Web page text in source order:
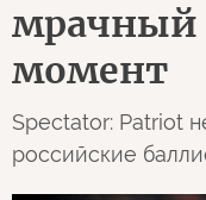
мрачный
момент
Spectator: Patriot
российские